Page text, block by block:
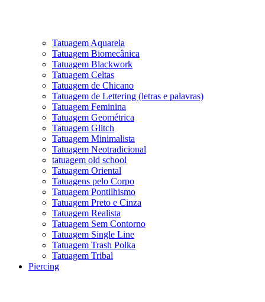
Tatuagem Aquarela
Tatuagem Biomecânica
Tatuagem Blackwork
Tatuagem Celtas
Tatuagem de Chicano
Tatuagem de Lettering (letras e palavras)
Tatuagem Feminina
Tatuagem Geométrica
Tatuagem Glitch
Tatuagem Minimalista
Tatuagem Neotradicional
tatuagem old school
Tatuagem Oriental
Tatuagens pelo Corpo
Tatuagem Pontilhismo
Tatuagem Preto e Cinza
Tatuagem Realista
Tatuagem Sem Contorno
Tatuagem Single Line
Tatuagem Trash Polka
Tatuagem Tribal
Piercing